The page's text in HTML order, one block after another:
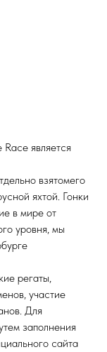
является
взятомего
яхтой. Гонки
в мире от
уровня, мы
регаты,
участие
Для
заполнения
сайта